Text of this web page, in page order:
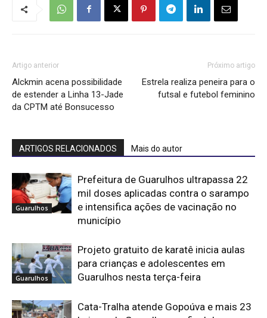
Artigo anterior
Alckmin acena possibilidade
de estender a Linha 13-Jade
da CPTM até Bonsucesso
Próximo artigo
Estrela realiza peneira para o
futsal e futebol feminino
ARTIGOS RELACIONADOS Mais do autor
Guarulhos
Prefeitura de Guarulhos ultrapassa 22
mil doses aplicadas contra o sarampo
e intensifica ações de vacinação no
município
Guarulhos
Projeto gratuito de karatê inicia aulas
para crianças e adolescentes em
Guarulhos nesta terça-feira
Cata-Tralha atende Gopoúva e mais 23